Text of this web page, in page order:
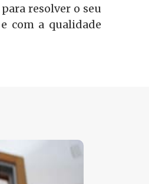
resolver o seu
com a qualidade